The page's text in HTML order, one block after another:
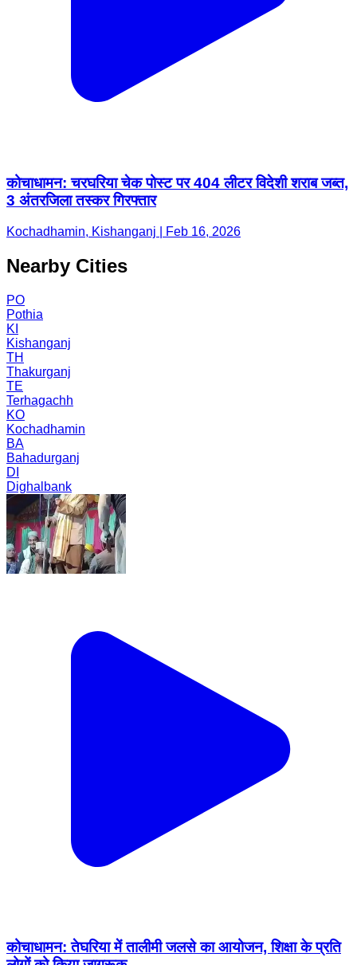
कोचाधामन: चरघरिया चेक पोस्ट पर 404 लीटर विदेशी शराब जब्त,
3 अंतरजिला तस्कर गिरफ्तार
Kochadhamin, Kishanganj | Feb 16, 2026
Nearby Cities
PO
Pothia
KI
Kishanganj
TH
Thakurganj
TE
Terhagachh
KO
Kochadhamin
BA
Bahadurganj
DI
Dighalbank
कोचाधामन: तेघरिया में तालीमी जलसे का आयोजन, शिक्षा के प्रति